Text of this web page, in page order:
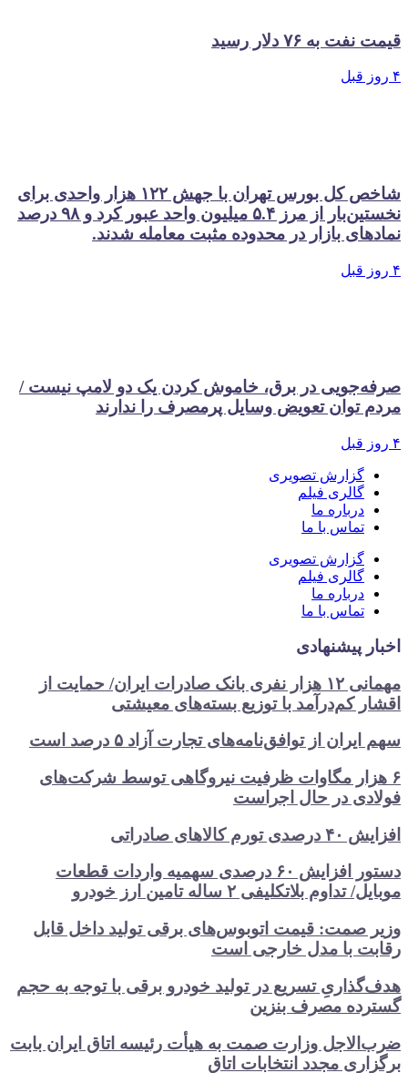
قیمت نفت به ۷۶ دلار رسید
۴ روز قبل
شاخص کل بورس تهران با جهش ۱۲۲ هزار واحدی برای
نخستین‌بار از مرز ۵.۴ میلیون واحد عبور کرد و ۹۸ درصد
نمادهای بازار در محدوده مثبت معامله شدند.
۴ روز قبل
صرفه‌جویی در برق، خاموش کردن یک دو لامپ نیست /
مردم توان تعویض وسایل پرمصرف را ندارند
۴ روز قبل
گزارش تصویری
گالری فیلم
درباره ما
تماس با ما
گزارش تصویری
گالری فیلم
درباره ما
تماس با ما
اخبار پیشنهادی
مهمانی ۱۲ هزار نفری بانک صادرات ایران/ حمایت از
اقشار کم‌درآمد با توزیع بسته‌های معیشتی
سهم ایران از توافق‌نامه‌های تجارت آزاد ۵ درصد است
۶ هزار مگاوات ظرفیت نیروگاهی توسط شرکت‌های
فولادی در حال اجراست
افزایش ۴۰ درصدی تورم کالاهای صادراتی
دستور افزایش ۶۰ درصدی سهمیه واردات قطعات
موبایل/ تداوم بلاتکلیفی ۲ ساله تامین ارز خودرو
وزیر صمت: قیمت اتوبوس‌های برقی تولید داخل قابل
رقابت با مدل خارجی است
هدف‌گذاریِ تسریع در تولید خودرو‌ برقی با توجه به حجم
گسترده مصرف‌ بنزین‌
ضرب‌الاجل وزارت صمت به هیأت رئیسه اتاق‌ ایران بابت
برگزاری مجدد انتخابات اتاق